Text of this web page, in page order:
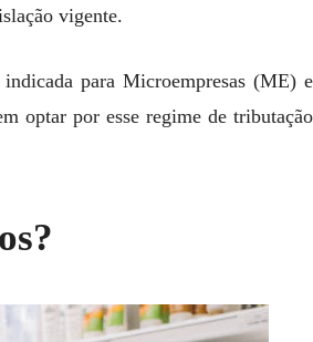
vigente.
para Microempresas (ME) e
optar por esse regime de tributação